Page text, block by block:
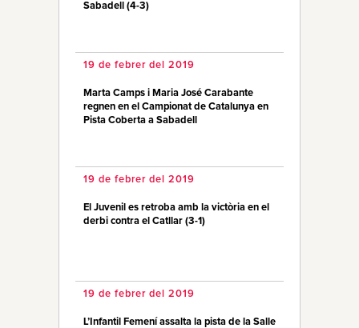
Sabadell (4-3)
19 de febrer del 2019
Marta Camps i Maria José Carabante
regnen en el Campionat de Catalunya en
Pista Coberta a Sabadell
19 de febrer del 2019
El Juvenil es retroba amb la victòria en el
derbi contra el Catllar (3-1)
19 de febrer del 2019
L’Infantil Femení assalta la pista de la Salle